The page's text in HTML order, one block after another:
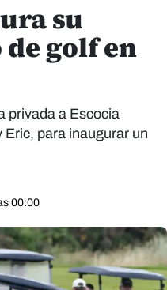
su
golf en
privada a Escocia
Eric, para inaugurar un
00:00